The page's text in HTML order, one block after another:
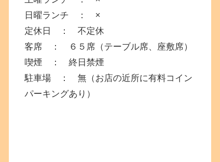
日曜ランチ ： ×
定休日 ： 不定休
客席 ： ６５席（テーブル席、座敷席）
喫煙 ： 終日禁煙
駐車場 ： 無（お店の近所に有料コイン
パーキングあり）